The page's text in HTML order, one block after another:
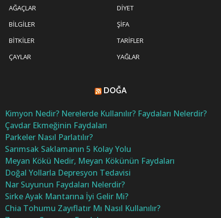
AĞAÇLAR
BILGILER
BITKILER
ÇAYLAR
DIYET
ŞIFA
TARIFLER
YAĞLAR
DOĞA
Kimyon Nedir? Nerelerde Kullanılır? Faydaları Nelerdir?
Çavdar Ekmeğinin Faydaları
Parkeler Nasıl Parlatılır?
Sarımsak Saklamanın 5 Kolay Yolu
Meyan Kökü Nedir, Meyan Kökünün Faydaları
Doğal Yollarla Depresyon Tedavisi
Nar Suyunun Faydaları Nelerdir?
Sirke Ayak Mantarına İyi Gelir Mi?
Chia Tohumu Zayıflatır Mı Nasıl Kullanılır?